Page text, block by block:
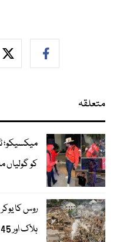
متعلقہ
میکسیکو؛
کو گولیاں
ہلاک اور 45 زخمی